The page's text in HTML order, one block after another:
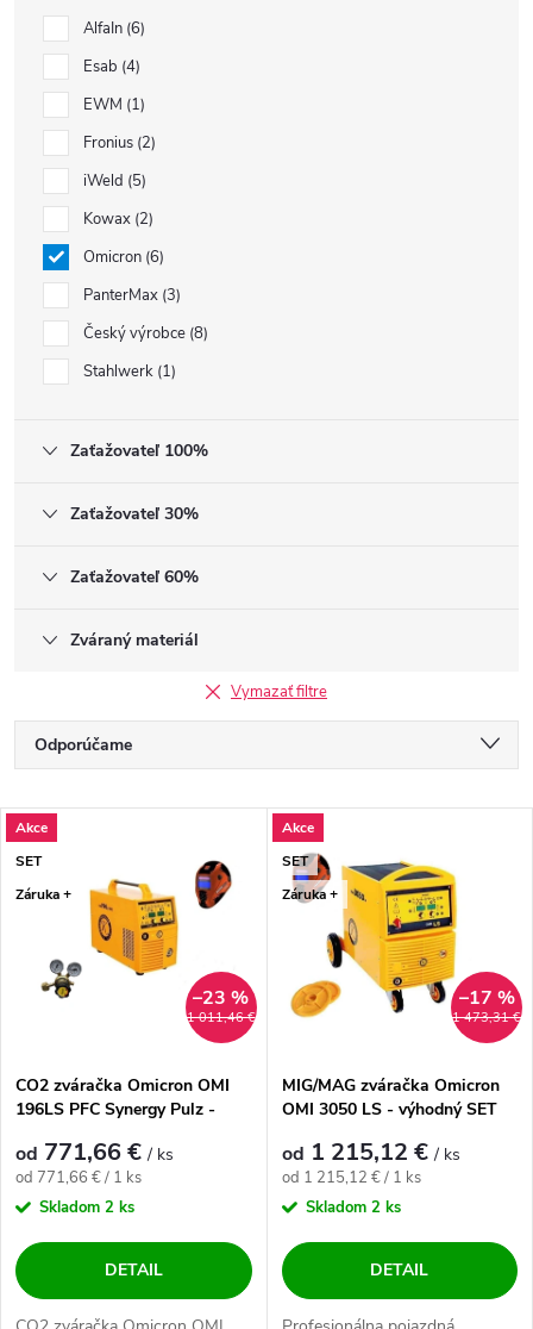
AlfaIn 6
Esab 4
EWM 1
Fronius 2
iWeld 5
Kowax 2
Omicron 6
PanterMax 3
Český výrobce 8
Stahlwerk 1
Zaťažovateľ 100%
Zaťažovateľ 30%
Zaťažovateľ 60%
Zváraný materiál
Vymazať filtre
Radenie produktov
Odporúčame
Najdrahšie
Najpredávanejšie
Abecedne
Výpis produktov
Akce
SET
Záruka +
1 011,46 €
–23 %
CO2 zváračka Omicron OMI
196LS PFC Synergy Pulz -
od 771,66 €/ ks
Jednotková cena:
od 771,66 € / 1 ks
Skladom 2 ks
DETAIL
Akce
SET
Záruka +
1 473,31 €
–17 %
MIG/MAG zváračka Omicron
OMI 3050 LS - výhodný SET
od 1 215,12 €/ ks
Jednotková cena:
od 1 215,12 € / 1 ks
Skladom 2 ks
DETAIL